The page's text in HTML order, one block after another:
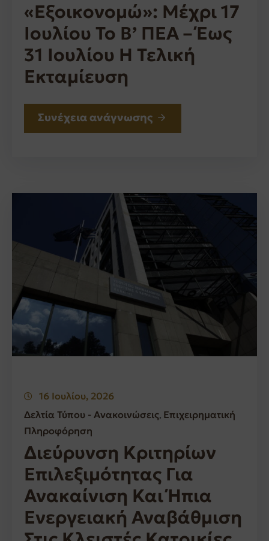
«Εξοικονομώ»: Μέχρι 17
Ιουλίου Το Β’ ΠΕΑ – Έως
31 Ιουλίου Η Τελική
Εκταμίευση
Συνέχεια ανάγνωσης
16 Ιουλίου, 2026
Δελτία Τύπου - Ανακοινώσεις‚ Επιχειρηματική
Πληροφόρηση
Διεύρυνση Κριτηρίων
Επιλεξιμότητας Για
Ανακαίνιση Και Ήπια
Ενεργειακή Αναβάθμιση